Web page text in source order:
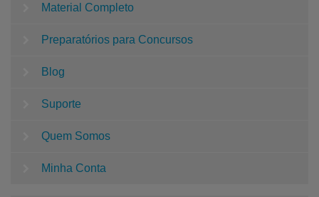
Material Completo
Preparatórios para Concursos
Blog
Suporte
Quem Somos
Minha Conta